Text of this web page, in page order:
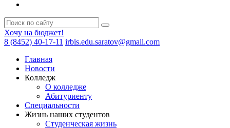
Хочу на бюджет!
8 (8452) 40-17-11 irbis.edu.saratov@gmail.com
Главная
Новости
Колледж
О колледже
Абитуриенту
Специальности
Жизнь наших студентов
Студенческая жизнь